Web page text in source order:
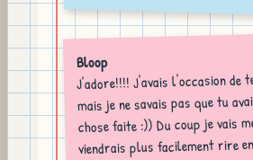
Bloop
J'adore!!!! J'avais l'occasion
mais je ne savais pas que tu
chose faite :)) Du coup je vais
viendrais plus facilement rire